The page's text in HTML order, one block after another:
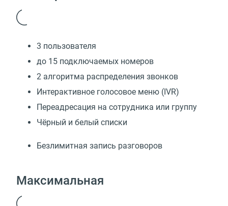
3 пользователя
до 15 подключаемых номеров
2 алгоритма распределения звонков
Интерактивное голосовое меню (IVR)
Переадресация на сотрудника или группу
Чёрный и белый списки
Безлимитная запись разговоров
Максимальная